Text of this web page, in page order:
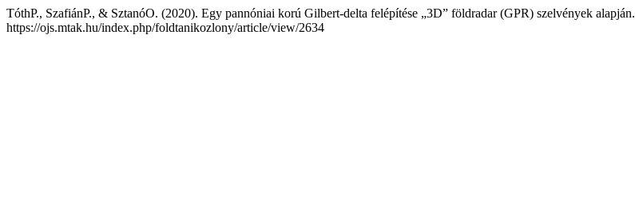
TóthP., SzafiánP., & SztanóO. (2020). Egy pannóniai korú Gilbert-delta felépítése „3D” földradar (GPR) szelvények alapján.
https://ojs.mtak.hu/index.php/foldtanikozlony/article/view/2634